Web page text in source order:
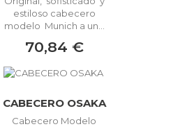
estiloso cabecero
modelo Munich a un...
70,84 €
CABECERO OSAKA
Cabecero Modelo